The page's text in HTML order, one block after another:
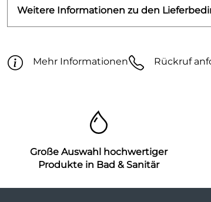
Weitere Informationen zu den
Mehr Informationen Rückruf
Große Auswahl hochwertiger
Produkte in Bad & Sanitär